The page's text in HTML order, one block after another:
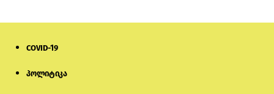
COVID-19
პოლიტიკა